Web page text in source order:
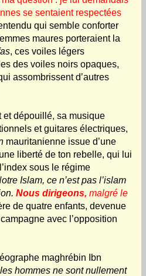
se sentaient respectées
qui semble conforter
maures porteraient la
, ces voiles légers
des voiles noirs opaques,
assombrissent d’autres
dépouillé, sa musique
et guitares électriques,
mauritanienne issue d’une
liberté de ton rebelle, qui lui
sous le régime
Islam, ce n’est pas l’islam
Nous dirigeons, malgré le
de quatre enfants, devenue
avec l’opposition
maghrébin Ibn
les hommes ne sont nullement